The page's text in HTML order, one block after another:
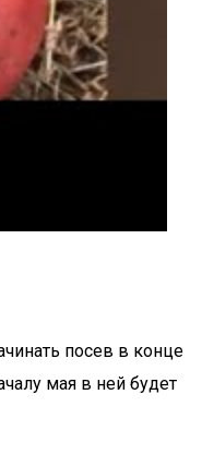
посев в конце
мая в ней будет